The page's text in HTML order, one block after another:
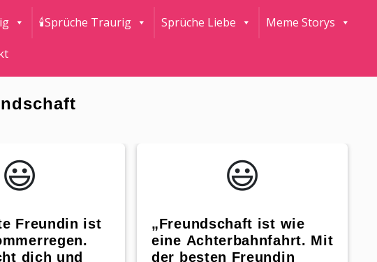
🕯Sprüche Traurig Sprüche Liebe Meme Storys
😃️
Freundin ist
dich und
😃️
„Freundschaft ist wie
eine Achterbahnfahrt. Mit
der besten Freundin